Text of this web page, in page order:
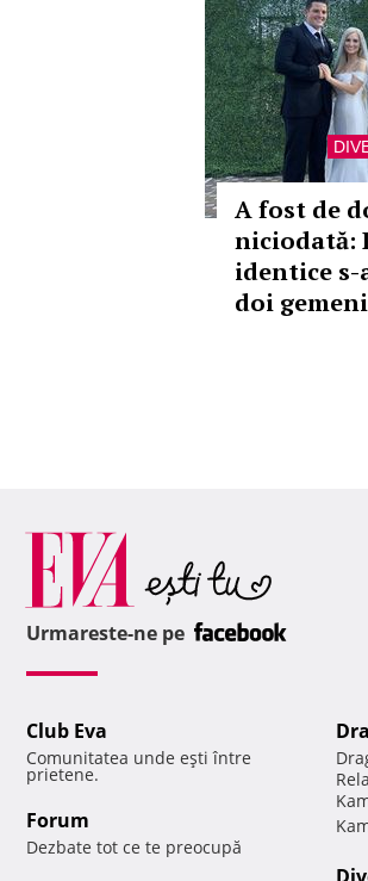
A fost de
niciodată:
identice
doi
Urmareste-ne pe
Club Eva
Comunitatea unde eşti între
prietene.
Forum
Dezbate tot ce te preocupă